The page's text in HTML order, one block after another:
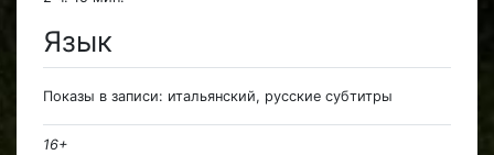
Язык
Показы в записи: итальянский, русские субтитры
16+